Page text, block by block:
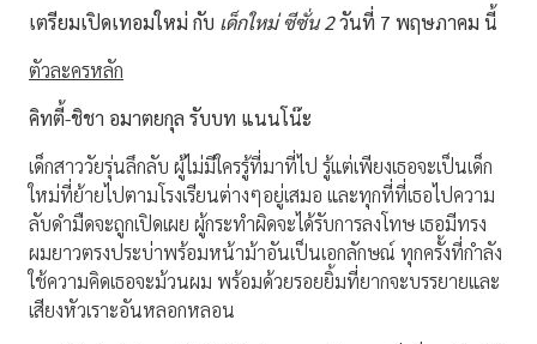
เตรียมเปิดเทอมใหม่ กับ เด็กใหม่ ซีซั่น 2วันที่ 7 พฤษภาคม นี้
ตัวละครหลัก
คิทตี้-ชิชา อมาตยกุล รับบท แนนโน๊ะ
เด็กสาววัยรุ่นลึกลับ ผู้ไม่มีใครรู้ที่มาที่ไป รู้แต่เพียงเธอจะเป็นเด็ก
ใหม่ที่ย้ายไปตามโรงเรียนต่างๆอยู่เสมอ และทุกที่ที่เธอไปความ
ลับดำมืดจะถูกเปิดเผย ผู้กระทำผิดจะได้รับการลงโทษ เธอมีทรง
ผมยาวตรงประบ่าพร้อมหน้าม้าอันเป็นเอกลักษณ์ ทุกครั้งที่กำลัง
ใช้ความคิดเธอจะม้วนผม พร้อมด้วยรอยยิ้มที่ยากจะบรรยายและ
เสียงหัวเราะอันหลอกหลอน